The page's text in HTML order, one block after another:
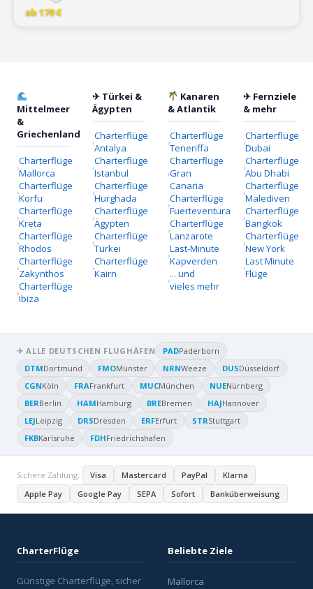
ab 179 €
Mittelmeer
&
Griechenland
Charterflüge
Mallorca
Charterflüge
Korfu
Charterflüge
Kreta
Charterflüge
Rhodos
Charterflüge
Zakynthos
Charterflüge
Ibiza
✈ Türkei &
Ägypten
Charterflüge
Antalya
Charterflüge
Istanbul
Charterflüge
Hurghada
Charterflüge
Ägypten
Charterflüge
Türkei
Charterflüge
Kairn
Kanaren
& Atlantik
Charterflüge
Teneriffa
Charterflüge
Gran
Canaria
Charterflüge
Fuerteventura
Charterflüge
Lanzarote
Last-Minute
Kapverden
... und
vieles mehr
✈ Fernziele
& mehr
Charterflüge
Dubai
Charterflüge
Abu Dhabi
Charterflüge
Malediven
Charterflüge
Bangkok
Charterflüge
New York
Last Minute
Flüge
✈ ALLE DEUTSCHEN FLUGHÄFEN PADPaderborn
DTMDortmund FMOMünster NRNWeeze DUSDüsseldorf
CGNKöln FRAFrankfurt MUCMünchen NUENürnberg
BERBerlin HAMHamburg BREBremen HAJHannover
LEJLeipzig DRSDresden ERFErfurt STRStuttgart
FKBKarlsruhe FDHFriedrichshafen
Sichere Zahlung: Visa Mastercard PayPal
Klarna
Apple Pay
Google Pay SEPA Sofort Banküberweisung
CharterFlüge
Günstige Charterflüge, sicher
Beliebte Ziele
Mallorca